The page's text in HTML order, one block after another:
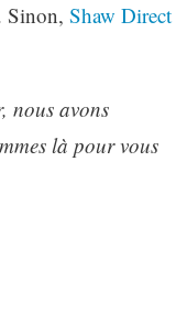
Sinon, Shaw Direct
nous avons
là pour vous